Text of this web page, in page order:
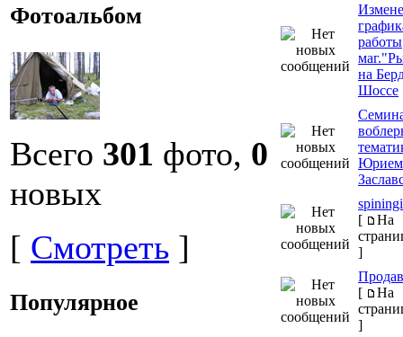
Фотоальбом
Всего 301 фото, 0
новых
[ Смотреть ]
Популярное
работы
на
Шоссе
Юрием
spiningi
[
На
]
[
На
]